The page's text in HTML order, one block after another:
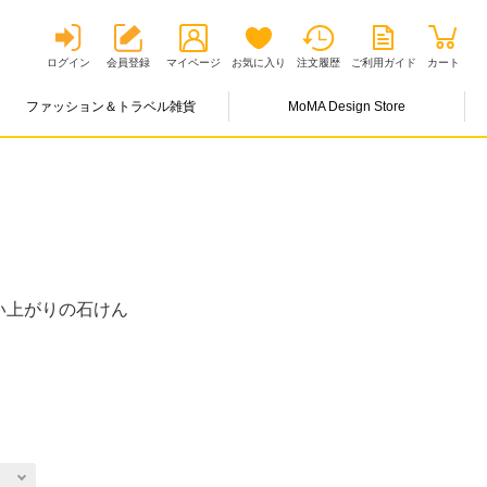
ログイン 会員登録 マイページ お気に入り 注文履歴 ご利用ガイド カート
ファッション＆トラベル雑貨 MoMA Design Store
上がりの石けん